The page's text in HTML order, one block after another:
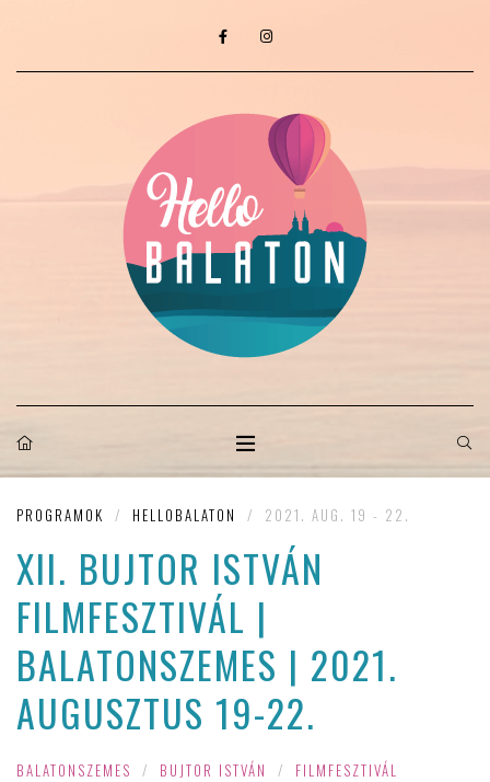
PROGRAMOK / HELLOBALATON / 2021. AUG. 19 - 22.
XII. BUJTOR ISTVÁN
FILMFESZTIVÁL |
BALATONSZEMES | 2021.
AUGUSZTUS 19-22.
BALATONSZEMES / BUJTOR ISTVÁN / FILMFESZTIVÁL